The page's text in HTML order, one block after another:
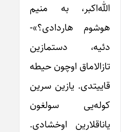
الله‌اکبر، به منیم
هوشوم هاردادی؟»-
دئیه، دستمازین
تازالاماق اوچون حیطه
قاییتدی. یازین سرین
کوله‌یی سولغون
یاناقلارین اوخشادی.